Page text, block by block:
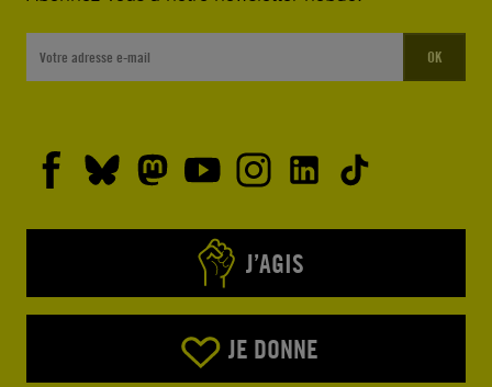
OK
J’AGIS
JE DONNE